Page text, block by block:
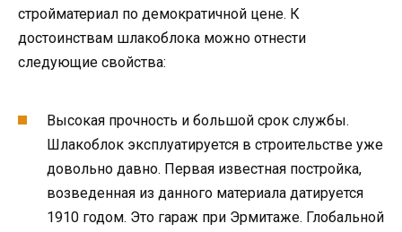
стройматериал по демократичной цене. К
достоинствам шлакоблока можно отнести
следующие свойства:
Высокая прочность и большой срок службы.
Шлакоблок эксплуатируется в строительстве уже
довольно давно. Первая известная постройка,
возведенная из данного материала датируется
1910 годом. Это гараж при Эрмитаже. Глобальной